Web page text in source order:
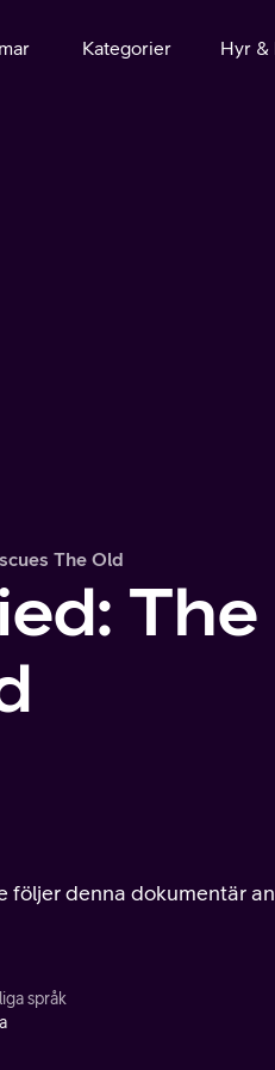
Kategorier Hyr &
The Old
följer denna dokumentär
språk